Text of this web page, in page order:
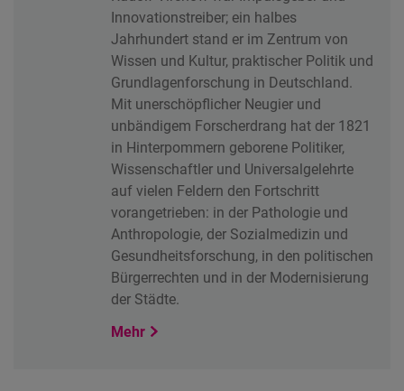
Innovationstreiber; ein halbes
Jahrhundert stand er im Zentrum von
Wissen und Kultur, praktischer Politik und
Grundlagenforschung in Deutschland.
Mit unerschöpflicher Neugier und
unbändigem Forscherdrang hat der 1821
in Hinterpommern geborene Politiker,
Wissenschaftler und Universalgelehrte
auf vielen Feldern den Fortschritt
vorangetrieben: in der Pathologie und
Anthropologie, der Sozialmedizin und
Gesundheitsforschung, in den politischen
Bürgerrechten und in der Modernisierung
der Städte.
Mehr